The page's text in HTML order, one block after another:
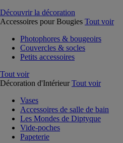
Découvrir la décoration
Accessoires pour Bougies Tout voir
Photophores & bougeoirs
Couvercles & socles
Petits accessoires
Tout voir
Décoration d'Intérieur Tout voir
Vases
Accessoires de salle de bain
Les Mondes de Diptyque
Vide-poches
Papeterie